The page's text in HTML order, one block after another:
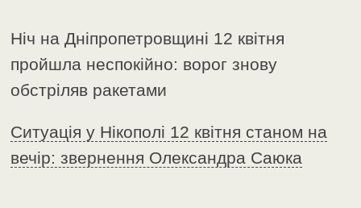
Ніч на Дніпропетровщині 12 квітня
пройшла неспокійно: ворог знову
обстріляв ракетами
Ситуація у Нікополі 12 квітня станом на
вечір: звернення Олександра Саюка